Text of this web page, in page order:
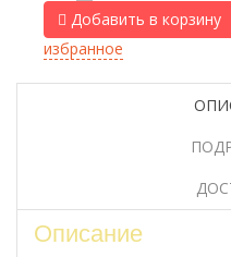
Добавить в корзину
избранное
Описание